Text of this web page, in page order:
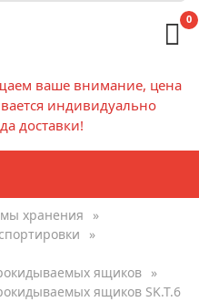
0
ваше внимание, цена
индивидуально
доставки!
хранения
»
»
ящиков »
ящиков SK.T.6